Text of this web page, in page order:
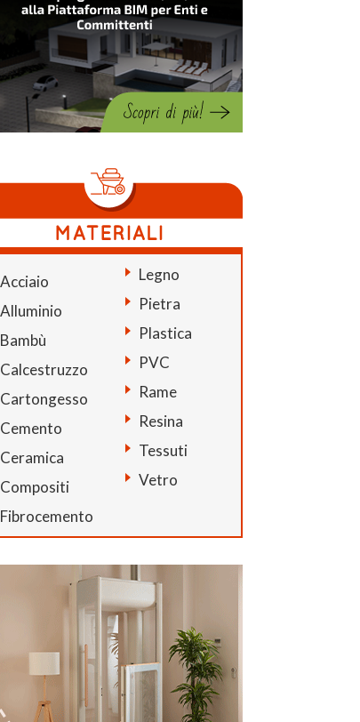
Acciaio
Alluminio
Bambù
Calcestruzzo
Cartongesso
Cemento
Ceramica
Compositi
Fibrocemento
Legno
Pietra
Plastica
PVC
Rame
Resina
Tessuti
Vetro